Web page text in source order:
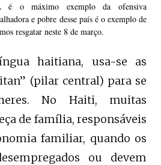
é o máximo exemplo da ofensiva
e pobre desse país é o exemplo de
resgatar neste 8 de março.
haitiana, usa-se as
(pilar central) para se
No Haiti, muitas
de família, responsáveis
familiar, quando os
ou devem